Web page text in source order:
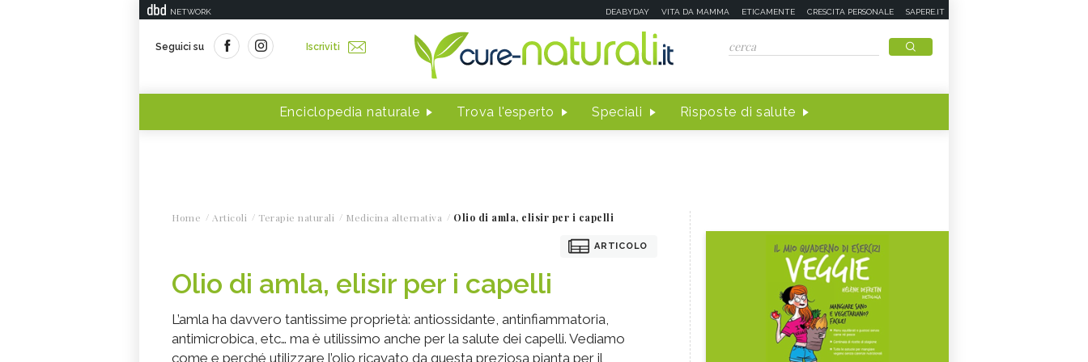
NETWORK DEABYDAY VITA DA MAMMA ETICAMENTE CRESCITA PERSONALE SAPERE.IT
Seguici su Iscriviti
Enciclopedia naturale Trova l'esperto Speciali Risposte di salute
Home Articoli Terapie naturali Medicina alternativa Olio di amla, elisir per i capelli
ARTICOLO
Olio di amla, elisir per i capelli
L’amla ha davvero tantissime proprietà: antiossidante, antinfiammatoria,
antimicrobica, etc… ma è utilissimo anche per la salute dei capelli. Vediamo
come e perché utilizzare l’olio ricavato da questa preziosa pianta per il